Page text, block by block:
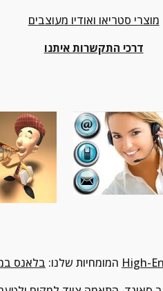
מוצרי סטריאו ואודיו מעוצבים
דרכי התקשרות איתנו
המומחיות שלנו: בלאנס High-